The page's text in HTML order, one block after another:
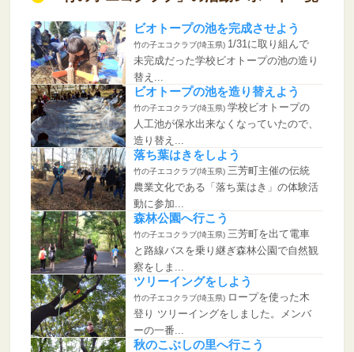
ビオトープの池を完成させよう
竹の子エコクラブ(埼玉県) 1/31に取り組んで
未完成だった学校ビオトープの池の造り
替え...
ビオトープの池を造り替えよう
竹の子エコクラブ(埼玉県) 学校ビオトープの
人工池が保水出来なくなっていたので、
造り替え...
落ち葉はきをしよう
竹の子エコクラブ(埼玉県) 三芳町主催の伝統
農業文化である「落ち葉はき」の体験活
動に参加...
森林公園へ行こう
竹の子エコクラブ(埼玉県) 三芳町を出て電車
と路線バスを乗り継ぎ森林公園で自然観
察をしま...
ツリーイングをしよう
竹の子エコクラブ(埼玉県) ロープを使った木
登り ツリーイングをしました。メンバ
ーの一番...
秋のこぶしの里へ行こう